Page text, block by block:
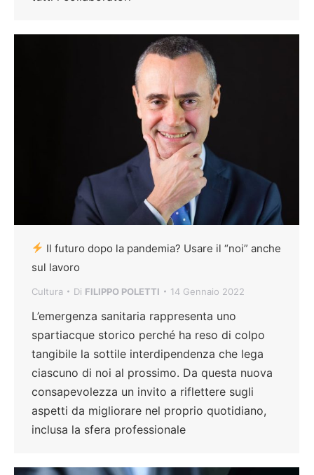
Il futuro dopo la pandemia? Usare il “noi” anche
sul lavoro
Cultura Di FILIPPO POLETTI 14 Gennaio 2022
L’emergenza sanitaria rappresenta uno
spartiacque storico perché ha reso di colpo
tangibile la sottile interdipendenza che lega
ciascuno di noi al prossimo. Da questa nuova
consapevolezza un invito a riflettere sugli
aspetti da migliorare nel proprio quotidiano,
inclusa la sfera professionale